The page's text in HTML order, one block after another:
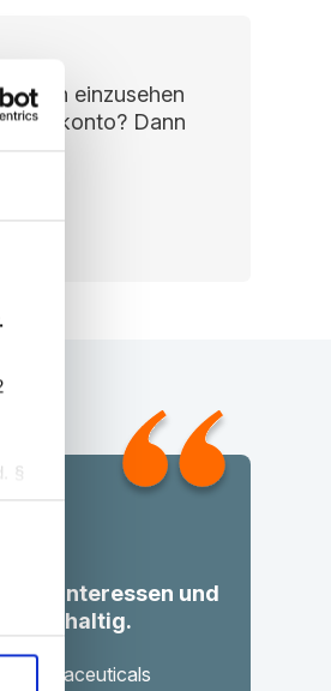
§
einzusehen
Dann
Interessen und
nachhaltig.
Pharmaceuticals